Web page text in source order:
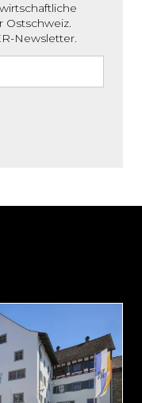
Ostschweiz.
Newsletter.